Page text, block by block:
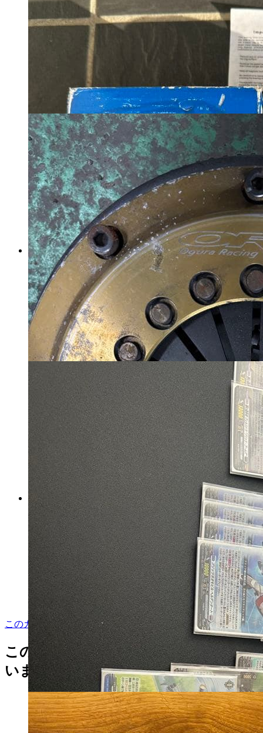
GD3フィットGE8フィット前
期クスコデフ1way
マイストア在庫： 3449
税込
26888
円
カートに入れる
06〜19y ホンダ リッジライ
ン ホイールベアリング ハ
ブベアリング
マイストア在庫： 2753
税込
7500円
カートに入れる
このカテゴリをもっと見る
この商品を見た人はこんな商品も見て
います